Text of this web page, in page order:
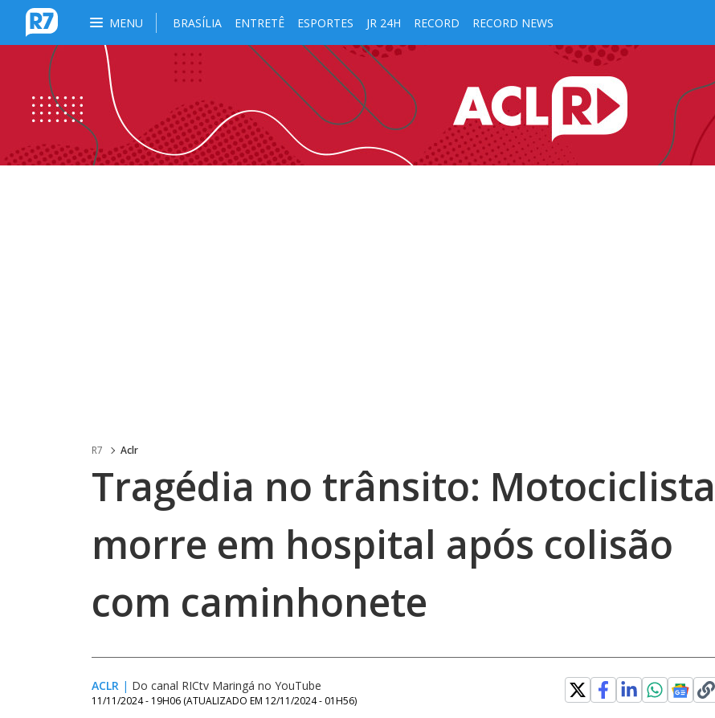
MENU BRASÍLIA ENTRETÊ ESPORTES JR 24H RECORD RECORD NEWS
R7 Aclr
Tragédia no trânsito: Motociclista
morre em hospital após colisão
com caminhonete
ACLR | Do canal RICtv Maringá no YouTube
11/11/2024 - 19H06 (ATUALIZADO EM 12/11/2024 - 01H56)